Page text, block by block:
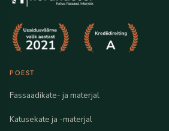
POEST
Fassaadikate- ja materjal
Katusekate ja -materjal